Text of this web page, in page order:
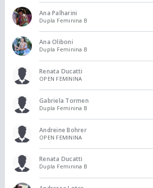
Ana Palharini
Dupla Feminina B
Ana Oliboni
Dupla Feminina B
Renata Ducatti
OPEN FEMININA
Gabriela Tormen
Dupla Feminina B
Andreine Bohrer
OPEN FEMININA
Renata Ducatti
Dupla Feminina B